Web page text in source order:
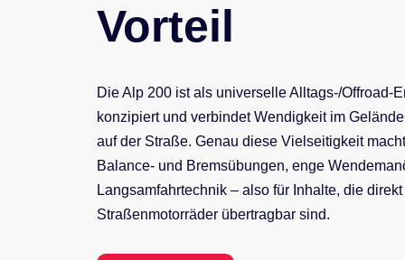
Vorteil
Die Alp 200 ist als universelle Alltags-/Offroad-
konzipiert und verbindet Wendigkeit im
auf der Straße. Genau diese Vielseitigkeit
Balance- und Bremsübungen, enge
Langsamfahrtechnik – also für Inhalte, die
Straßenmotorräder übertragbar sind.